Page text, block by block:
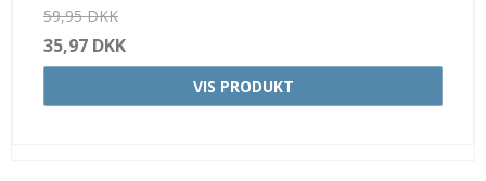
59,95 DKK
35,97 DKK
VIS PRODUKT